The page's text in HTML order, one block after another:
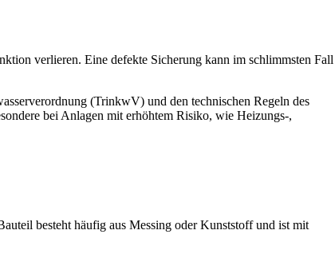
verlieren. Eine defekte Sicherung kann im schlimmsten Fall
(TrinkwV) und den technischen Regeln des
bei Anlagen mit erhöhtem Risiko, wie Heizungs-,
besteht häufig aus Messing oder Kunststoff und ist mit